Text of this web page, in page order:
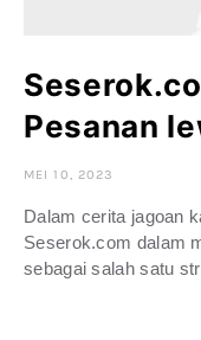
Pesanan
MEI 10, 2023
Dalam cerita jagoan
Seserok.com dalam
sebagai salah satu